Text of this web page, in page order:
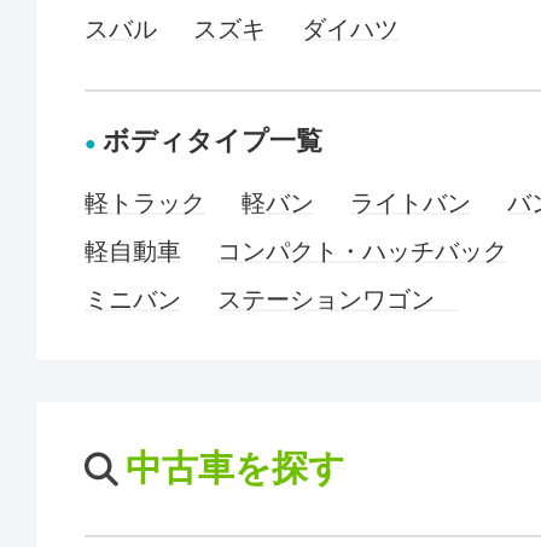
スバル
スズキ ダイハツ
ボディタイプ一覧
軽トラック 軽バン ライトバン
バ
軽自動車
コンパクト・ハッチバック
ミニバン
ステーションワゴン
中古車を探す